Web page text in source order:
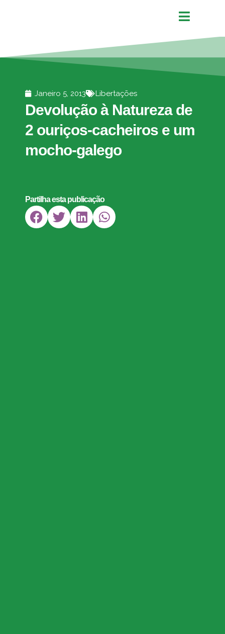
Janeiro 5, 2013 Libertações
Devolução à Natureza de
2 ouriços-cacheiros e um
mocho-galego
Partilha esta publicação